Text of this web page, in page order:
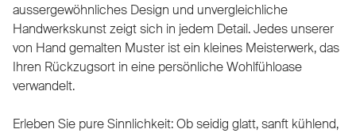
aussergewöhnliches Design und unvergleichliche
Handwerkskunst zeigt sich in jedem Detail. Jedes unserer
von Hand gemalten Muster ist ein kleines Meisterwerk, das
Ihren Rückzugsort in eine persönliche Wohlfühloase
verwandelt.
Erleben Sie pure Sinnlichkeit: Ob seidig glatt, sanft kühlend,